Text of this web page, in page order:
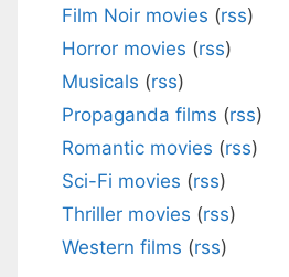
Film Noir movies (rss)
Horror movies (rss)
Musicals (rss)
Propaganda films (rss)
Romantic movies (rss)
Sci-Fi movies (rss)
Thriller movies (rss)
Western films (rss)